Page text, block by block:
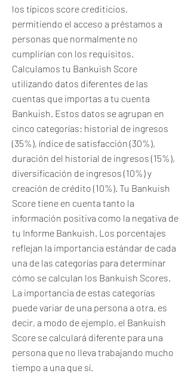
los típicos score crediticios,
permitiendo el acceso a préstamos a
personas que normalmente no
cumplirían con los requisitos.
Calculamos tu Bankuish Score
utilizando datos diferentes de las
cuentas que importas a tu cuenta
Bankuish. Estos datos se agrupan en
cinco categorías: historial de ingresos
(35%), índice de satisfacción (30%),
duración del historial de ingresos (15%),
diversificación de ingresos (10%) y
creación de crédito (10%). Tu Bankuish
Score tiene en cuenta tanto la
información positiva como la negativa de
tu Informe Bankuish. Los porcentajes
reflejan la importancia estándar de cada
una de las categorías para determinar
cómo se calculan los Bankuish Scores.
La importancia de estas categorías
puede variar de una persona a otra, es
decir, a modo de ejemplo, el Bankuish
Score se calculará diferente para una
persona que no lleva trabajando mucho
tiempo a una que sí.